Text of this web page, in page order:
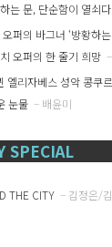
는 문, 단순함이 열쇠다
퍼의 바그너 ‘방황하
오퍼의 한 줄기 희망
엘리자베스 성악 콩쿠르
눈물 – 배윤미
SPECIAL
THE CITY – 김정은/